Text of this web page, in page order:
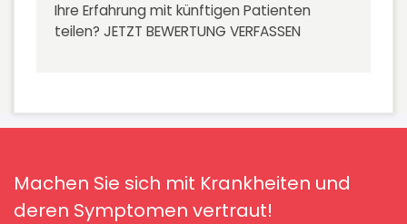
Ihre Erfahrung mit künftigen Patienten
teilen? JETZT BEWERTUNG VERFASSEN
Machen Sie sich mit Krankheiten und
deren Symptomen vertraut!